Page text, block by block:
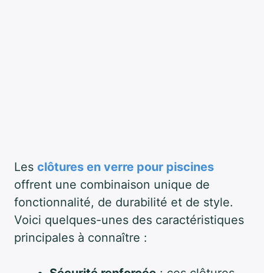
Les clôtures en verre pour piscines
offrent une combinaison unique de
fonctionnalité, de durabilité et de style.
Voici quelques-unes des caractéristiques
principales à connaître :